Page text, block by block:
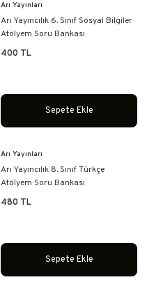
Arı Yayınları
Arı Yayıncılık 6. Sınıf Sosyal Bilgiler
Atölyem Soru Bankası
400 TL
Sepete Ekle
Arı Yayınları
Arı Yayıncılık 8. Sınıf Türkçe
Atölyem Soru Bankası
480 TL
Sepete Ekle